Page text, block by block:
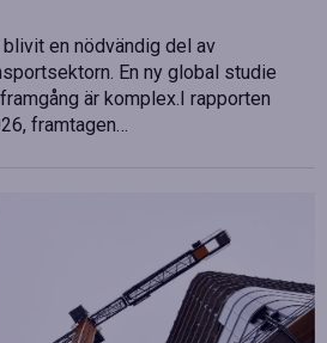
en nödvändig del av
En ny global studie
är komplex.I rapporten
framtagen…